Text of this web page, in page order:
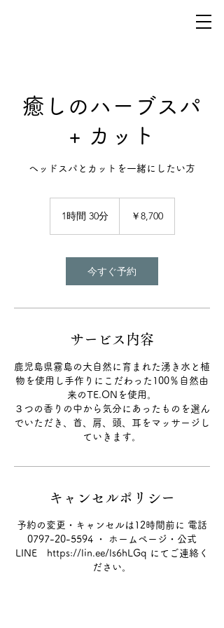
癒しのハーブスパ
+ カット
ヘッドスパとカットを一緒にしたい方
1時間 30分1
0
分
￥8,700
今すぐ予約
サービス内容
鹿児島県霧島の大自然に育まれた湧き水と植
物を使用し手作りにこだわった100％自然由
来のTE.ONを使用。
３つの香りの中から気分にあったものを選ん
でいただき、首、肩、頭、耳をマッサージし
ていきます。
キャンセルポリシー
予約の変更・キャンセルは12時間前に 電話
0797-20-5594 ・ ホームページ・公式
LINE https://lin.ee/ls6hLGq にてご連絡く
ださい。